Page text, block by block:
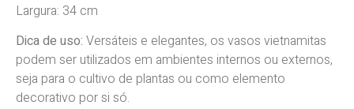
Largura: 34 cm
Dica de uso: Versáteis e elegantes, os vasos vietnamitas
podem ser utilizados em ambientes internos ou externos,
seja para o cultivo de plantas ou como elemento
decorativo por si só.